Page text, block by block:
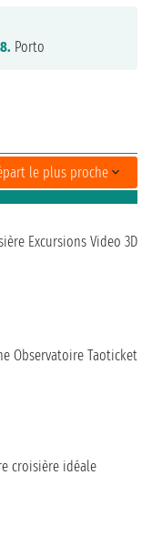
8. Porto
le plus proche
Excursions Video 3D
Observatoire Taoticket
croisière idéale